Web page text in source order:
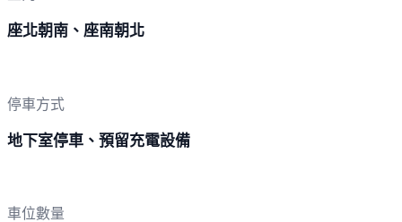
座北朝南、座南朝北
停車方式
地下室停車、預留充電設備
車位數量